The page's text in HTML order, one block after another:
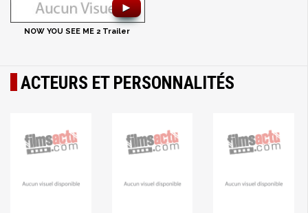
►
NOW YOU SEE ME 2 Trailer
ACTEURS ET PERSONNALITÉS